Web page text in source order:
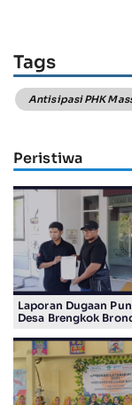
Tags
Antisipasi PHK
Peristiwa
Laporan Dugaan
Desa Brengkok
Lamongan